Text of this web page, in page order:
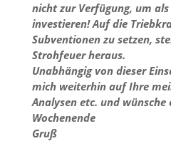
nicht zur Verfügung, um
investieren! Auf die
Subventionen zu setzen,
Strohfeuer heraus.
Unabhängig von dieser
mich weiterhin auf Ihre
Analysen etc. und wünsche
Wochenende
Gruß